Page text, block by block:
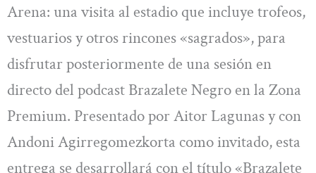
Arena: una visita al estadio que incluye trofeos,
vestuarios y otros rincones «sagrados», para
disfrutar posteriormente de una sesión en
directo del podcast Brazalete Negro en la Zona
Premium. Presentado por Aitor Lagunas y con
Andoni Agirregomezkorta como invitado, esta
entrega se desarrollará con el título «Brazalete